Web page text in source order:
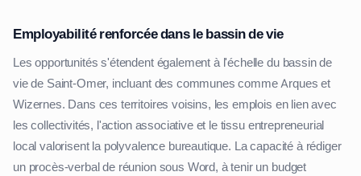
Employabilité renforcée dans le bassin de vie
Les opportunités s'étendent également à l'échelle du bassin de
vie de Saint-Omer, incluant des communes comme Arques et
Wizernes. Dans ces territoires voisins, les emplois en lien avec
les collectivités, l'action associative et le tissu entrepreneurial
local valorisent la polyvalence bureautique. La capacité à rédiger
un procès-verbal de réunion sous Word, à tenir un budget